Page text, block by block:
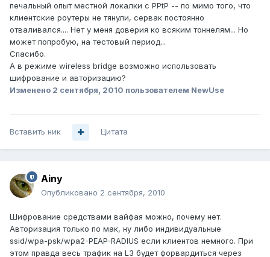
печальный опыт местной локалки с PPtP -- по мимо того, что
клиентские роутеры не тянули, сервак постоянно
отваливался.... Нет у меня доверия ко всяким тоннелям... Но
может попробую, на тестовый период...
Спасибо.
А в режиме wireless bridge возможно использовать
шифрование и авторизацию?
Изменено 2 сентября, 2010 пользователем NewUse
Вставить ник Цитата
Ainy
Опубликовано 2 сентября, 2010
Шифрование средствами вайфая можно, почему нет.
Авторизация только по мак, ну либо индивидуальные
ssid/wpa-psk/wpa2-PEAP-RADIUS если клиентов немного. При
этом правда весь трафик на L3 будет форвардиться через